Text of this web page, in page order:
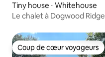
Tiny house ⋅ Whitehouse
Le chalet à Dogwood Ridge
Coup de cœur voyageurs
Coup de cœur voyageurs